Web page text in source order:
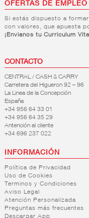
OFERTAS DE EMPLEO
Si estás dispuesto a
con valores, que apuesta
¡Envianos tu Curriculum
CONTACTO
CENTRAL / CASH & CARRY
Carretera del Higueron 92 – 96
La Linea de la Concepción
España
+34 956 64 33 01
+34 956 64 35 29
Antención al cliente
+34 696 237 022
INFORMACIÓN
Política de Privacidad
Uso de Cookies
Terminos y Condiciones
Aviso Legal
Atención Personalizada
Preguntas más frecuentes
Descargar App